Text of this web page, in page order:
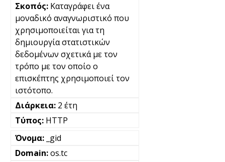
Καταγράφει ένα
μοναδικό αναγνωριστικό που
χρησιμοποιείται για τη
δημιουργία στατιστικών
δεδομένων σχετικά με τον
τρόπο με τον οποίο ο
επισκέπτης χρησιμοποιεί τον
ιστότοπο.
2 έτη
HTTP
_gid
os.tc